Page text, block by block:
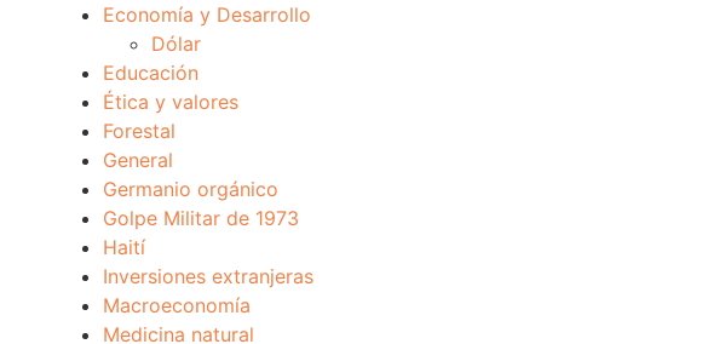
Economía y Desarrollo
Dólar
Educación
Ética y valores
Forestal
General
Germanio orgánico
Golpe Militar de 1973
Haití
Inversiones extranjeras
Macroeconomía
Medicina natural